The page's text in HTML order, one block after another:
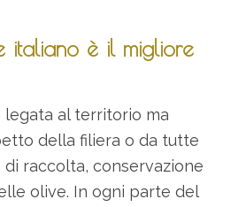
italiano è il migliore
legata al territorio ma
della filiera o da tutte
raccolta, conservazione
olive. In ogni parte del